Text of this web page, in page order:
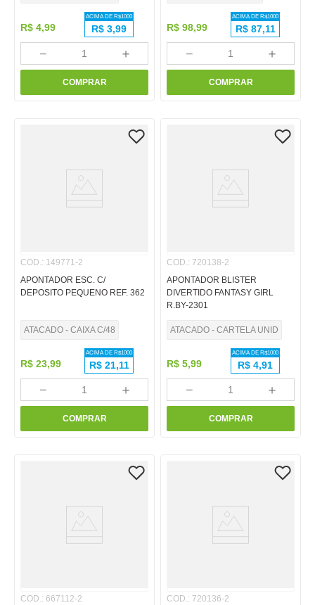
R$ 4,99
ACIMA DE R$1000
R$ 3,99
＋
－
COMPRAR
R$ 98,99
ACIMA DE R$1000
R$ 87,11
＋
－
COMPRAR
COD.: 149771-2
APONTADOR ESC. C/
DEPOSITO PEQUENO REF. 362
ATACADO - CAIXA C/48
R$ 23,99
ACIMA DE R$1000
R$ 21,11
＋
－
COMPRAR
COD.: 720138-2
APONTADOR BLISTER
DIVERTIDO FANTASY GIRL
R.BY-2301
ATACADO - CARTELA UNID
R$ 5,99
ACIMA DE R$1000
R$ 4,91
＋
－
COMPRAR
COD.: 667112-2 COD.: 720136-2